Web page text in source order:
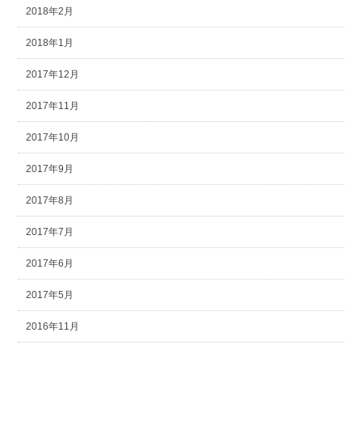
2018年2月
2018年1月
2017年12月
2017年11月
2017年10月
2017年9月
2017年8月
2017年7月
2017年6月
2017年5月
2016年11月